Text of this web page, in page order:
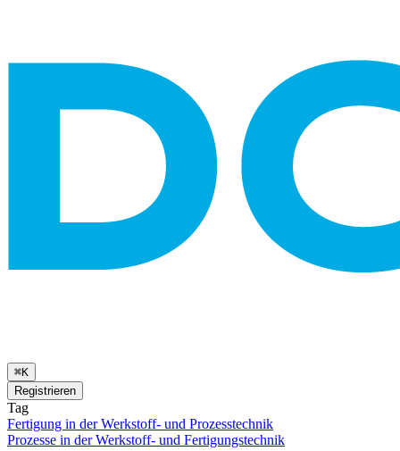
⌘K
Registrieren
Tag
Fertigung in der Werkstoff- und Prozesstechnik
Prozesse in der Werkstoff- und Fertigungstechnik